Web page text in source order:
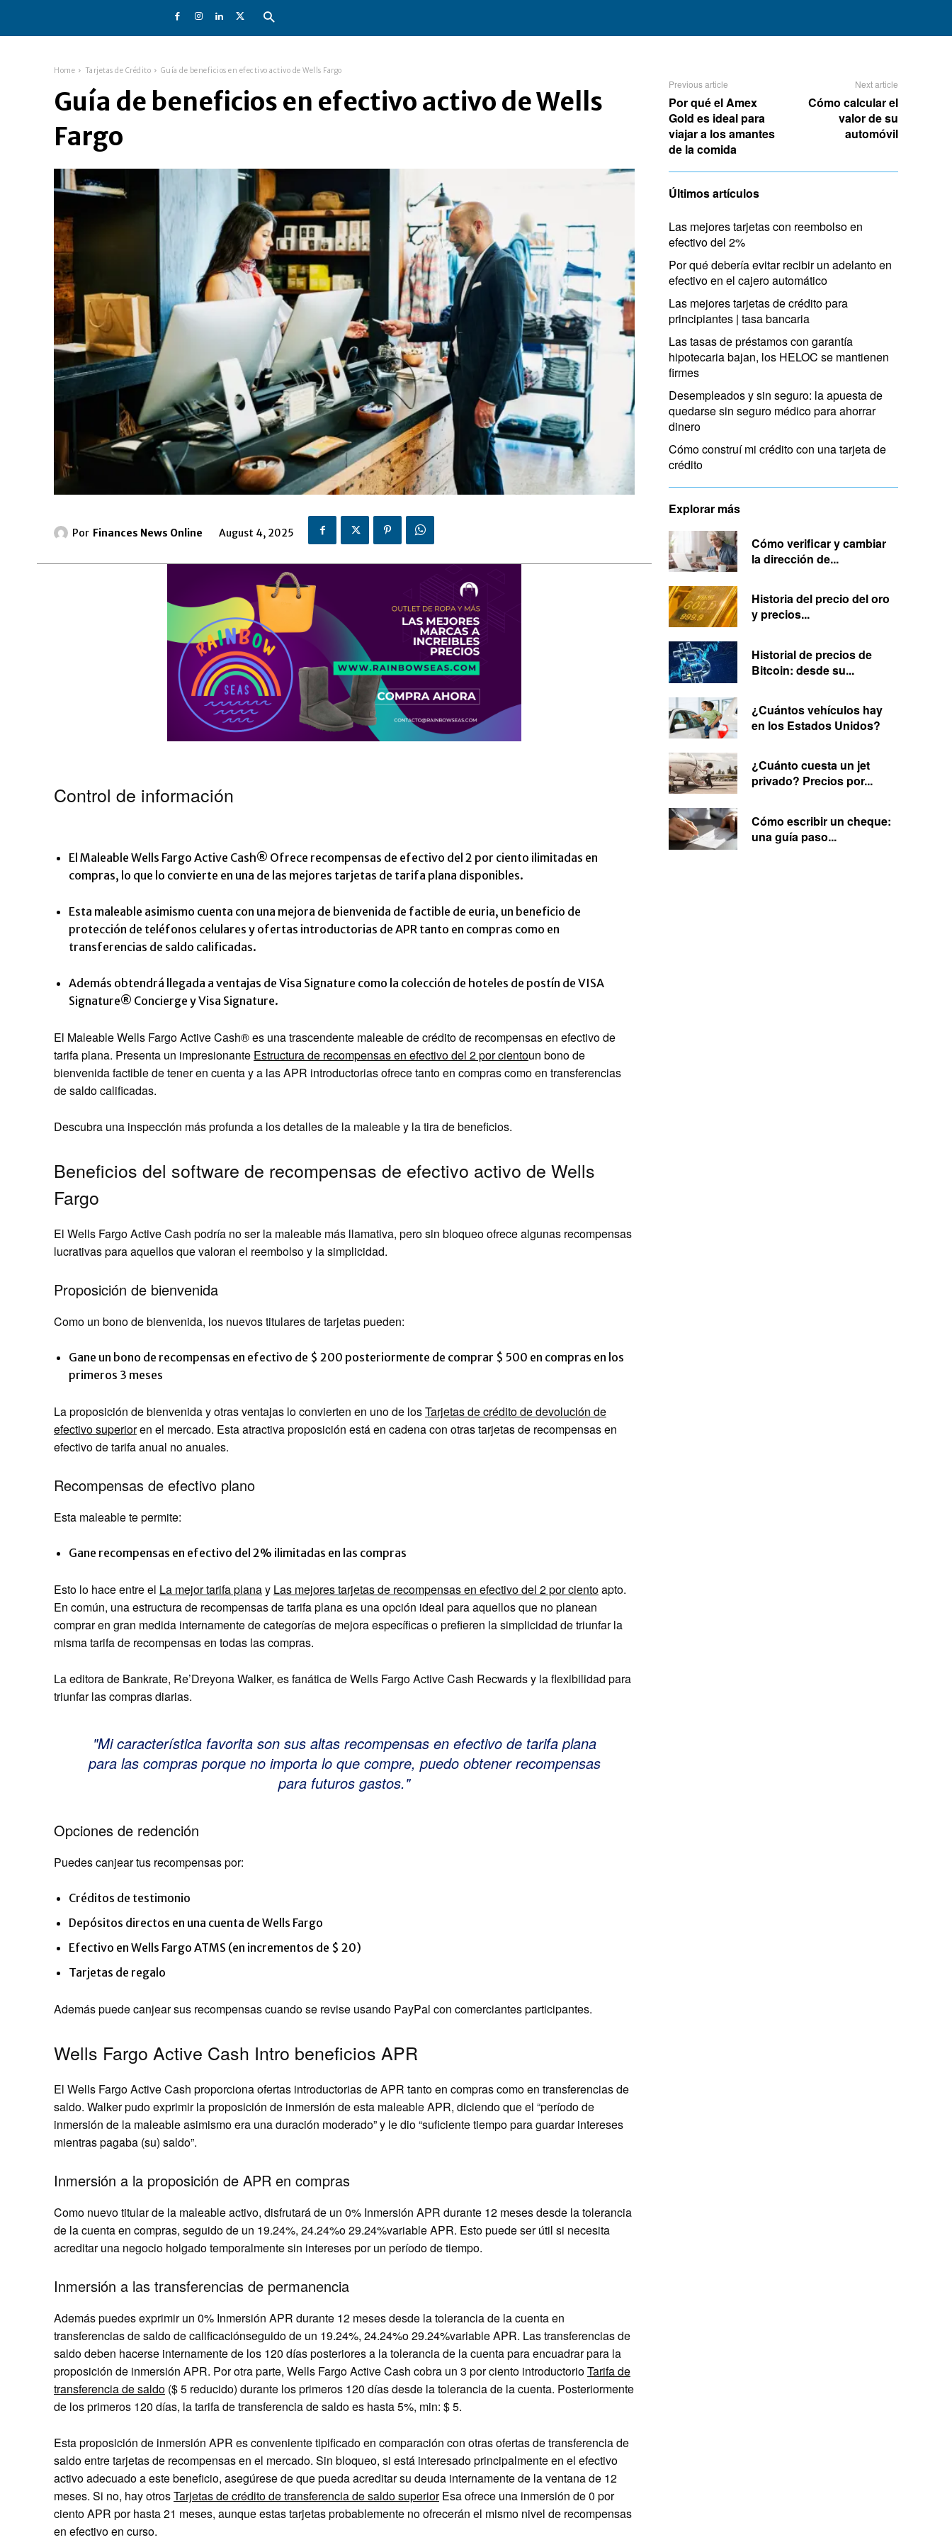
Home Tarjetas de Crédito Guía de beneficios en efectivo activo de Wells Fargo
Guía de beneficios en efectivo activo de Wells
Fargo
Por Finances News Online August 4, 2025
Control de información
El Maleable Wells Fargo Active Cash® Ofrece recompensas de efectivo del 2 por ciento ilimitadas en
compras, lo que lo convierte en una de las mejores tarjetas de tarifa plana disponibles.
Esta maleable asimismo cuenta con una mejora de bienvenida de factible de euria, un beneficio de
protección de teléfonos celulares y ofertas introductorias de APR tanto en compras como en
transferencias de saldo calificadas.
Además obtendrá llegada a ventajas de Visa Signature como la colección de hoteles de postín de VISA
Signature® Concierge y Visa Signature.
El Maleable Wells Fargo Active Cash®es una trascendente maleable de crédito de recompensas en efectivo de
tarifa plana. Presenta un impresionante Estructura de recompensas en efectivo del 2 por cientoun bono de
bienvenida factible de tener en cuenta y a las APR introductorias ofrece tanto en compras como en transferencias
de saldo calificadas.
Descubra una inspección más profunda a los detalles de la maleable y la tira de beneficios.
Beneficios del software de recompensas de efectivo activo de Wells
Fargo
El Wells Fargo Active Cash podría no ser la maleable más llamativa, pero sin bloqueo ofrece algunas recompensas
lucrativas para aquellos que valoran el reembolso y la simplicidad.
Proposición de bienvenida
Como un bono de bienvenida, los nuevos titulares de tarjetas pueden:
Gane un bono de recompensas en efectivo de $ 200 posteriormente de comprar $ 500 en compras en los
primeros 3 meses
La proposición de bienvenida y otras ventajas lo convierten en uno de losTarjetas de crédito de devolución de
efectivo superioren el mercado. Esta atractiva proposición está en cadena con otras tarjetas de recompensas en
efectivo de tarifa anual no anuales.
Recompensas de efectivo plano
Esta maleable te permite:
Gane recompensas en efectivo del 2% ilimitadas en las compras
Esto lo hace entre el La mejor tarifa planay Las mejores tarjetas de recompensas en efectivo del 2 por cientoapto.
En común, una estructura de recompensas de tarifa plana es una opción ideal para aquellos que no planean
comprar en gran medida internamente de categorías de mejora específicas o prefieren la simplicidad de triunfar la
misma tarifa de recompensas en todas las compras.
La editora de Bankrate, Re’Dreyona Walker, es fanática de Wells Fargo Active Cash Recwards y la flexibilidad para
triunfar las compras diarias.
Mi característica favorita son sus altas recompensas en efectivo de tarifa plana
para las compras porque no importa lo que compre, puedo obtener recompensas
para futuros gastos.
Opciones de redención
Puedes canjear tus recompensas por:
Créditos de testimonio
Depósitos directos en una cuenta de Wells Fargo
Efectivo en Wells Fargo ATMS (en incrementos de $ 20)
Tarjetas de regalo
Además puede canjear sus recompensas cuando se revise usando PayPal con comerciantes participantes.
Wells Fargo Active Cash Intro beneficios APR
El Wells Fargo Active Cash proporciona ofertas introductorias de APR tanto en compras como en transferencias de
saldo. Walker pudo exprimir la proposición de inmersión de esta maleable APR, diciendo que el “período de
inmersión de la maleable asimismo era una duración moderado” y le dio “suficiente tiempo para guardar intereses
mientras pagaba (su) saldo”.
Inmersión a la proposición de APR en compras
Como nuevo titular de la maleable activo, disfrutará de un 0% Inmersión APR durante 12 meses desde la tolerancia
de la cuentaen compras, seguido de un 19.24%, 24.24%o 29.24%variable APR. Esto puede ser útil si necesita
acreditar una negocio holgado temporalmente sin intereses por un período de tiempo.
Inmersión a las transferencias de permanencia
Además puedes exprimir un 0% Inmersión APR durante 12 meses desde la tolerancia de la cuenta en
transferencias de saldo de calificaciónseguido de un 19.24%, 24.24%o 29.24%variable APR. Las transferencias de
saldo deben hacerse internamente de los 120 días posteriores a la tolerancia de la cuenta para encuadrar para la
proposición de inmersión APR. Por otra parte, Wells Fargo Active Cash cobra un 3 por ciento introductorioTarifa de
transferencia de saldo ($ 5 reducido) durante los primeros 120 días desde la tolerancia de la cuenta. Posteriormente
de los primeros 120 días, la tarifa de transferencia de saldo es hasta 5%, min: $ 5.
Esta proposición de inmersión APR es conveniente tipificado en comparación con otras ofertas de transferencia de
saldo entre tarjetas de recompensas en el mercado. Sin bloqueo, si está interesado principalmente en el efectivo
activo adecuado a este beneficio, asegúrese de que pueda acreditar su deuda internamente de la ventana de 12
meses. Si no, hay otrosTarjetas de crédito de transferencia de saldo superiorEsa ofrece una inmersión de 0 por
ciento APR por hasta 21 meses, aunque estas tarjetas probablemente no ofrecerán el mismo nivel de recompensas
en efectivo en curso.
Previous article
Por qué el Amex
Gold es ideal para
viajar a los amantes
de la comida
Next article
Cómo calcular el
valor de su
automóvil
Últimos artículos
Las mejores tarjetas con reembolso en
efectivo del 2%
Por qué debería evitar recibir un adelanto en
efectivo en el cajero automático
Las mejores tarjetas de crédito para
principiantes | tasa bancaria
Las tasas de préstamos con garantía
hipotecaria bajan, los HELOC se mantienen
firmes
Desempleados y sin seguro: la apuesta de
quedarse sin seguro médico para ahorrar
dinero
Cómo construí mi crédito con una tarjeta de
crédito
Explorar más
Cómo verificar y cambiar
la dirección de...
Historia del precio del oro
y precios...
Historial de precios de
Bitcoin: desde su...
¿Cuántos vehículos hay
en los Estados Unidos?
¿Cuánto cuesta un jet
privado? Precios por...
Cómo escribir un cheque:
una guía paso...